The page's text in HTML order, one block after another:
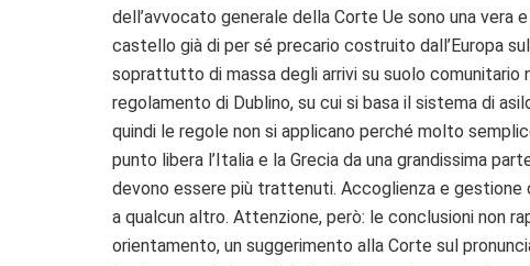
dell’avvocato generale della Corte Ue sono una vera
castello già di per sé precario costruito dall’Europa
soprattutto di massa degli arrivi su suolo
regolamento di Dublino, su cui si basa il sistema di
quindi le regole non si applicano perché molto
punto libera l’Italia e la Grecia da una grandissima
devono essere più trattenuti. Accoglienza e
a qualcun altro. Attenzione, però: le conclusioni non
orientamento, un suggerimento alla Corte sul